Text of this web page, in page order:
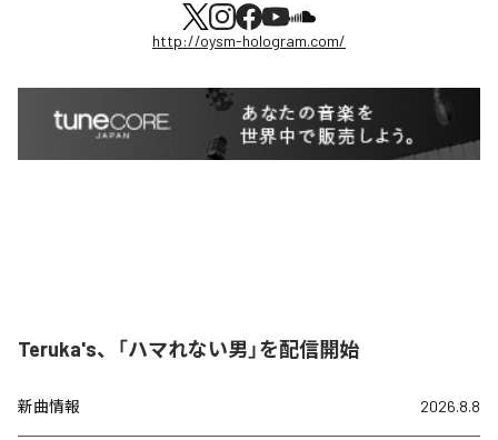
http://oysm-hologram.com/
Teruka's、「ハマれない男」を配信開始
新曲情報 2026.8.8